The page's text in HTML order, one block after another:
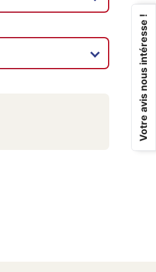
Votre avis nous intéresse !